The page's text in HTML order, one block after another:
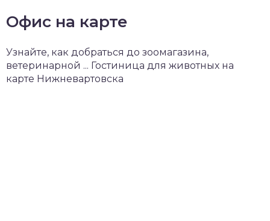
Офис на карте
Узнайте, как добраться до зоомагазина,
ветеринарной ... Гостиница для животных на
карте Нижневартовска